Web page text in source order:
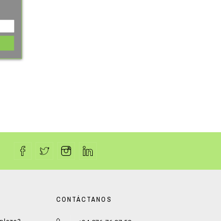
CONTÁCTANOS